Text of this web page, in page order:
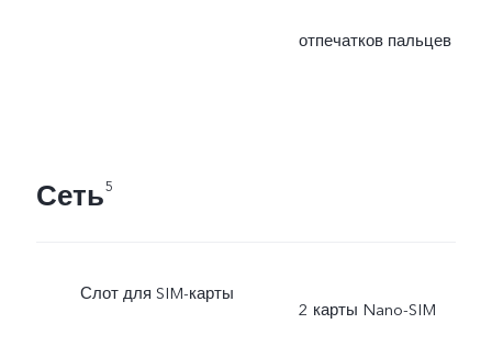
отпечатков пальцев
Сеть5
Слот для SIM-карты
2 карты Nano-SIM